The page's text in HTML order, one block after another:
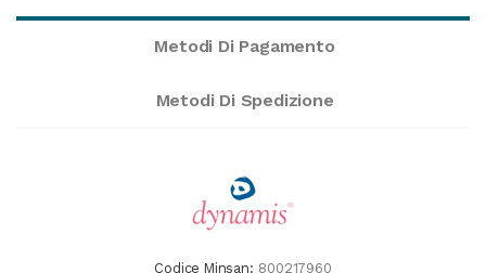
Metodi Di Pagamento
Metodi Di Spedizione
Codice Minsan: 800217960